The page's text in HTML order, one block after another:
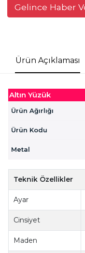
Gelince Haber
Ürün Açıklaması
Altın Yüzük
Ürün Ağırlığı
Ürün Kodu
Metal
Teknik Özellikler
Ayar
Cinsiyet
Maden